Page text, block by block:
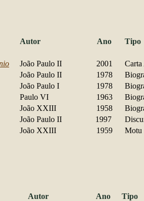
Autor Ano Tipo
João Paulo II 2001
João Paulo II 1978
João Paulo I 1978
Paulo VI 1963
João XXIII 1958
João Paulo II 1997
João XXIII 1959 Motu
Autor Ano Tipo